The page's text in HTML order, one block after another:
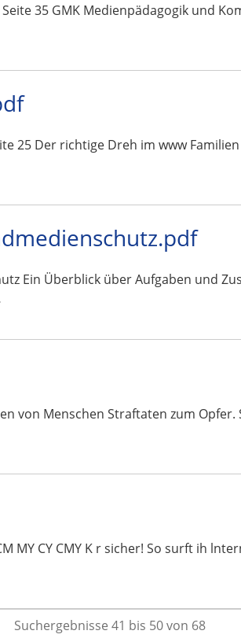
35 GMK Medienpädagogik und
25 Der richtige Dreh im www
Ein Überblick über Aufgaben und
von Menschen Straftaten zum
MY CY CMY K r sicher! So surft ih
Suchergebnisse 41 bis 50 von 68